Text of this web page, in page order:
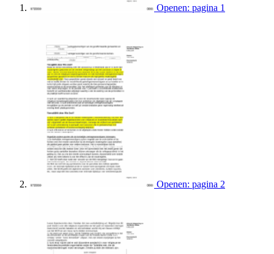
Openen: pagina 1
Openen: pagina 2